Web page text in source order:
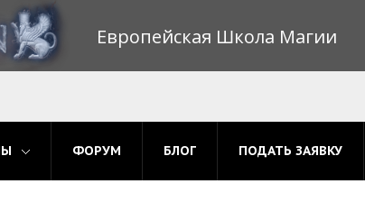
Европейская Школа Магии
ФОРУМ БЛОГ ПОДАТЬ ЗАЯВКУ